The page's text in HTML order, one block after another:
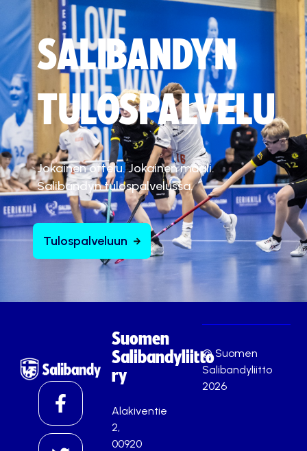
SALIBANDYN
TULOSPALVELU
Jokainen ottelu. Jokainen maali.
Salibandyn tulospalvelussa.
Tulospalveluun
Suomen
Salibandyliitto
ry
Alakiventie
2,
00920
© Suomen
Salibandyliitto
2026